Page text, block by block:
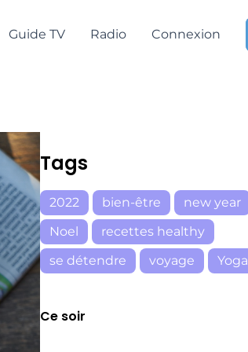
Guide TV Radio Connexion
Tags
2022 bien-être
new year
Noel
recettes healthy
se détendre
voyage Yoga
Ce soir